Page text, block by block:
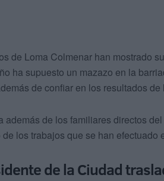
de Loma Colmenar han mostrado
ha supuesto un mazazo en la
de confiar en los resultados de
además de los familiares directos
los trabajos que se han efectuado
de la Ciudad